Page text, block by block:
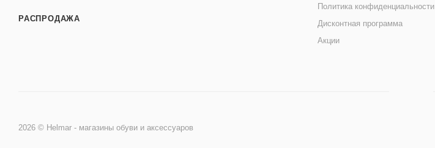
РАСПРОДАЖА
Политика конфиденциальности
Дисконтная программа
Акции
2026 © Helmar - магазины обуви и аксессуаров